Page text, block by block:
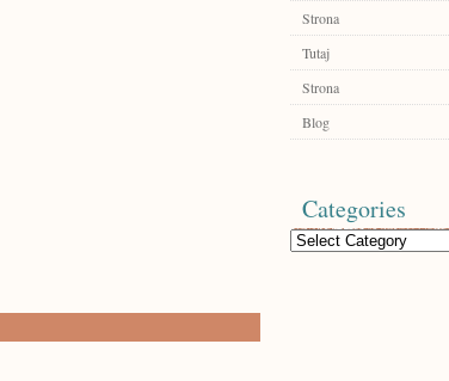
Strona
Tutaj
Strona
Blog
Categories
Categories